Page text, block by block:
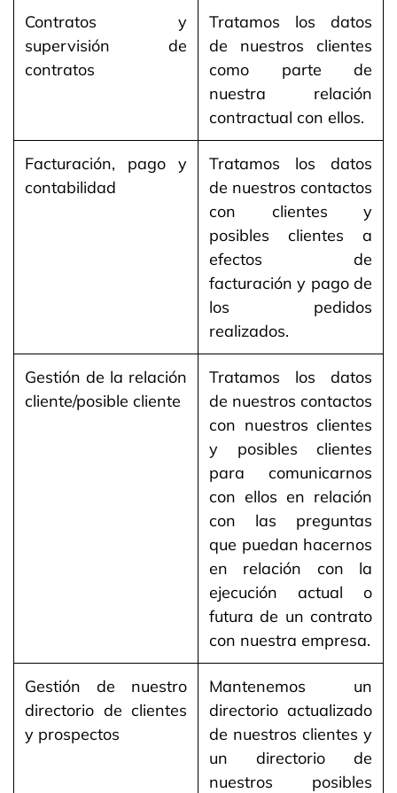
Contratos y
supervisión de
contratos
Tratamos los datos
de nuestros clientes
como parte de
nuestra relación
contractual con ellos.
Facturación, pago y
contabilidad
Tratamos los datos
de nuestros contactos
con clientes y
posibles clientes a
efectos de
facturación y pago de
los pedidos
realizados.
Gestión de la relación
cliente/posible cliente
Tratamos los datos
de nuestros contactos
con nuestros clientes
y posibles clientes
para comunicarnos
con ellos en relación
con las preguntas
que puedan hacernos
en relación con la
ejecución actual o
futura de un contrato
con nuestra empresa.
Gestión de nuestro
directorio de clientes
y prospectos
Mantenemos un
directorio actualizado
de nuestros clientes y
un directorio de
nuestros posibles